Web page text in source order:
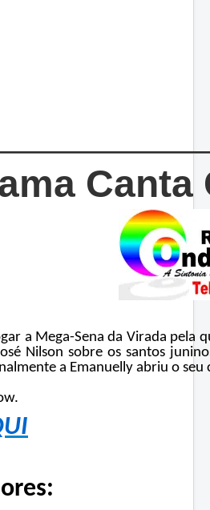
Canta
a Mega-Sena da Virada pela
Nilson sobre os santos
a Emanuelly abriu o